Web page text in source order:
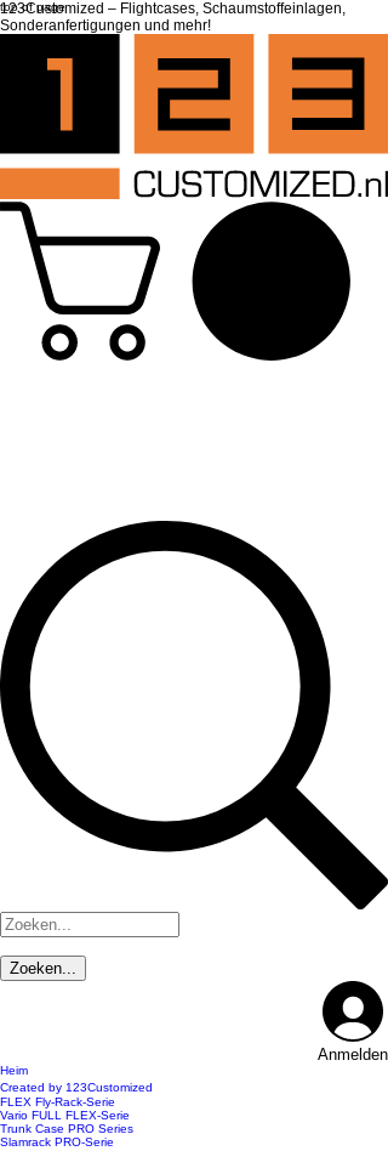
top of page
123Customized – Flightcases, Schaumstoffeinlagen,
Sonderanfertigungen und mehr!
Anmelden
Heim
Created by 123Customized
FLEX Fly-Rack-Serie
Vario FULL FLEX-Serie
Trunk Case PRO Series
Slamrack PRO-Serie